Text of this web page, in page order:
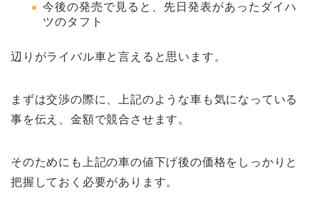
今後の発売で見ると、先日発表があったダイハ
ツのタフト
辺りがライバル車と言えると思います。
まずは交渉の際に、上記のような車も気になっている
事を伝え、金額で競合させます。
そのためにも上記の車の値下げ後の価格をしっかりと
把握しておく必要があります。